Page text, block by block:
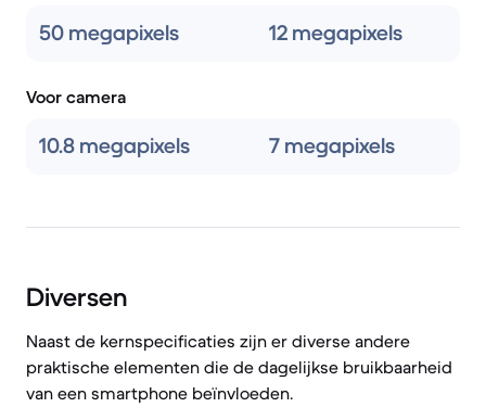
50 megapixels 12 megapixels
Voor camera
10.8 megapixels 7 megapixels
Diversen
Naast de kernspecificaties zijn er diverse andere
praktische elementen die de dagelijkse bruikbaarheid
van een smartphone beïnvloeden.